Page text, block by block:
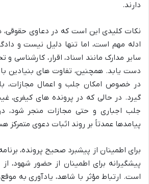
دارند.
نکات کلیدی این است که در دعاوی حقوقی،
ادله مهم است، اما تنها دلیل نیست و
سایر مدارک مانند اسناد، اقرار، کارشناسی
دست یابد. همچنین، تفاوت های بنیادین با
در خصوص امکان جلب و اعمال مجازات،
گیرد. در حالی که در پرونده های کیفری،
جلب اجباری و حتی مجازات منجر شود،
پیامدها عمدتاً بر روند اثبات دعوی متمرکز
برای اطمینان از پیشبرد صحیح پرونده،
پیشگیرانه برای اطمینان از حضور شهود، از
است. ارتباط مؤثر با شاهد، یادآوری به